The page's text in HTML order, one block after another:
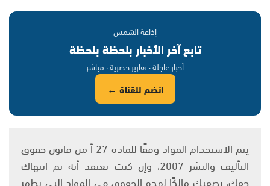
إذاعة الشمس
تابع آخر الأخبار بلحظة بلحظة
أخبار عاجلة · تقارير حصرية · مباشر
انضم للقناة ←
يتم الاستخدام المواد وفقًا للمادة 27 أ من قانون حقوق
التأليف والنشر 2007، وإن كنت تعتقد أنه تم انتهاك
حقك، بصفتك مالكًا لهذه الحقوق في المواد التي تظهر